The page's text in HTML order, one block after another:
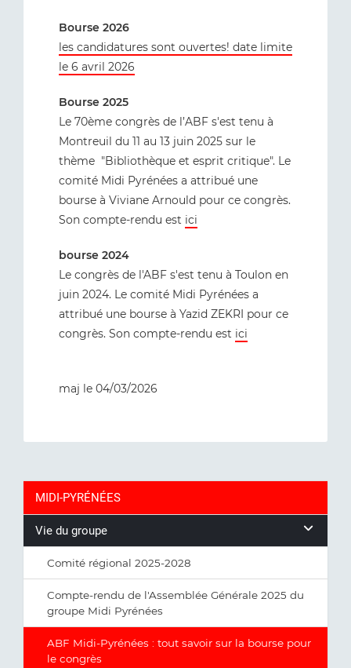
Bourse 2026
les candidatures sont ouvertes! date limite
le 6 avril 2026
Bourse 2025
Le 70ème congrès de l’ABF s'est tenu à
Montreuil du 11 au 13 juin 2025 sur le
thème "Bibliothèque et esprit critique". Le
comité Midi Pyrénées a attribué une
bourse à Viviane Arnould pour ce congrès.
Son compte-rendu est ici
bourse 2024
Le congrès de l'ABF s'est tenu à Toulon en
juin 2024. Le comité Midi Pyrénées a
attribué une bourse à Yazid ZEKRI pour ce
congrès. Son compte-rendu est ici
maj le 04/03/2026
MIDI-PYRÉNÉES
Vie du groupe
Comité régional 2025-2028
Compte-rendu de l'Assemblée Générale 2025 du
groupe Midi Pyrénées
ABF Midi-Pyrénées : tout savoir sur la bourse pour
le congrès